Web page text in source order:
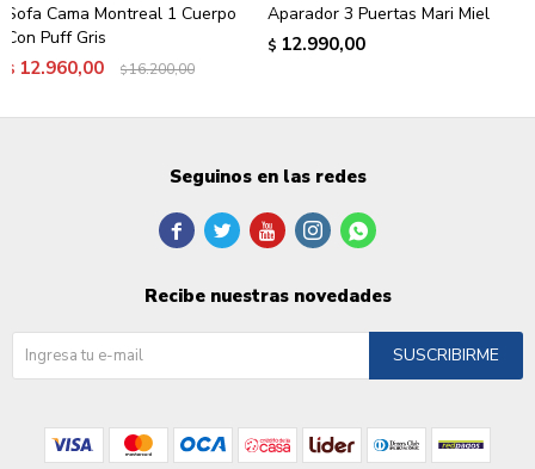
Sofa Cama Montreal 1 Cuerpo
Con Puff Gris
$ 12.960,00 $16.200,00
Aparador 3 Puertas Mari Miel
$ 12.990,00
Seguinos en las redes
    
Recibe nuestras novedades
SUSCRIBIRME